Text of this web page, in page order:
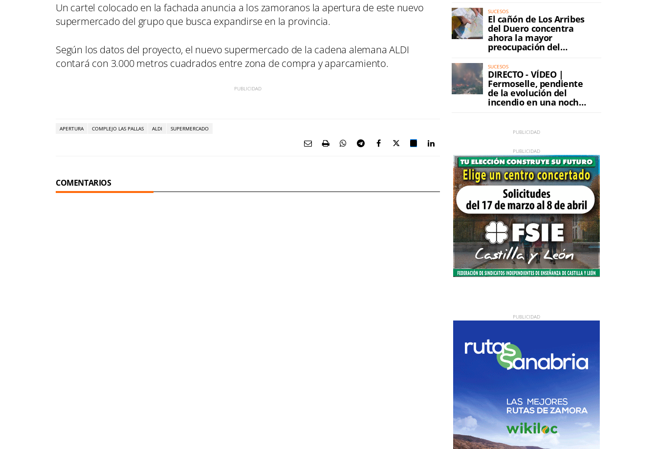
Un cartel colocado en la fachada anuncia a los zamoranos la apertura de este nuevo
supermercado del grupo que busca expandirse en la provincia.
Según los datos del proyecto, el nuevo supermercado de la cadena alemana ALDI
contará con 3.000 metros cuadrados entre zona de compra y aparcamiento.
APERTURA COMPLEJO LAS PALLAS ALDI SUPERMERCADO
COMENTARIOS
SUCESOS
El cañón de Los Arribes
del Duero concentra
ahora la mayor
preocupación del
incendio
SUCESOS
DIRECTO - VÍDEO |
Fermoselle, pendiente
de la evolución del
incendio en una noche